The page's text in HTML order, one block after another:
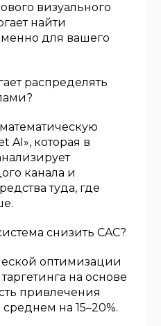
визуального
найти
для вашего
распределять
AI», которая в
канала и
туда, где
снизить CAC?
оптимизации
на основе
привлечения
на 15–20%.